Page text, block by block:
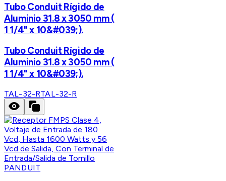
Tubo Conduit Rígido de
Aluminio 31.8 x 3050 mm (
1 1/4" x 10&#039;).
Tubo Conduit Rígido de
Aluminio 31.8 x 3050 mm (
1 1/4" x 10&#039;).
TAL-32-RTAL-32-R
PANDUIT